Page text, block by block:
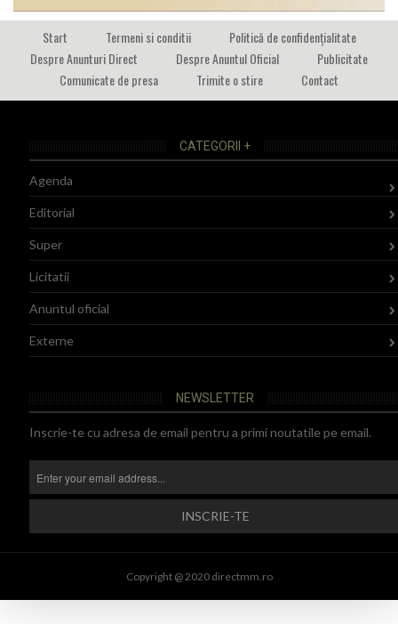
Start Termeni si conditii
Politică de confidențialitate
Despre Anunturi Direct
Despre Anuntul Oficial
Publicitate
Comunicate de presa
Trimite o stire Contact
CATEGORII +
Agenda
Editorial
Super
Licitatii
Anuntul oficial
Externe
NEWSLETTER
Inscrie-te cu adresa de email pentru a primi noutatile pe email.
Copyright @ 2020 directmm.ro